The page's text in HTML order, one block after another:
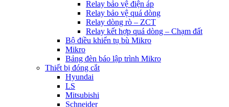
Relay bảo vệ điện áp
Relay bảo vệ quá dòng
Relay dòng rò – ZCT
Relay kết hợp quá dòng – Chạm đất
Bộ điều khiển tụ bù Mikro
Mikro
Bảng đèn báo lập trình Mikro
Thiết bị đóng cắt
Hyundai
LS
Mitsubishi
Schneider